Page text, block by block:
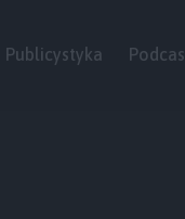
Publicystyka